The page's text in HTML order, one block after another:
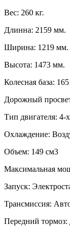
Вес: 260 кг.
Длинна: 2159 мм.
Ширина: 1219 мм.
Высота: 1473 мм.
Колесная база:
Дорожный
Тип двигателя:
Охлаждение:
Объем: 149 см3
Максимальная
Запуск:
Трансмиссия:
Передний